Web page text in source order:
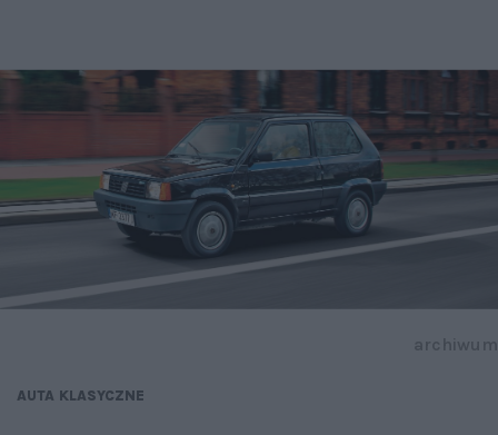
AUTA KLASYCZNE